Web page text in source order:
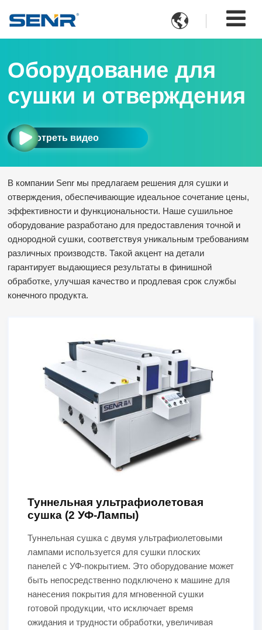

Оборудование для
сушки и отверждения
Смотреть видео
В компании Senr мы предлагаем решения для сушки и
отверждения, обеспечивающие идеальное сочетание цены,
эффективности и функциональности. Наше сушильное
оборудование разработано для предоставления точной и
однородной сушки, соответствуя уникальным требованиям
различных производств. Такой акцент на детали
гарантирует выдающиеся результаты в финишной
обработке, улучшая качество и продлевая срок службы
конечного продукта.
Туннельная ультрафиолетовая
сушка (2 УФ-Лампы)
Туннельная сушка с двумя ультрафиолетовыми
лампами используется для сушки плоских
панелей с УФ-покрытием. Это оборудование может
быть непосредственно подключено к машине для
нанесения покрытия для мгновенной сушки
готовой продукции, что исключает время
ожидания и трудности обработки, увеличивая